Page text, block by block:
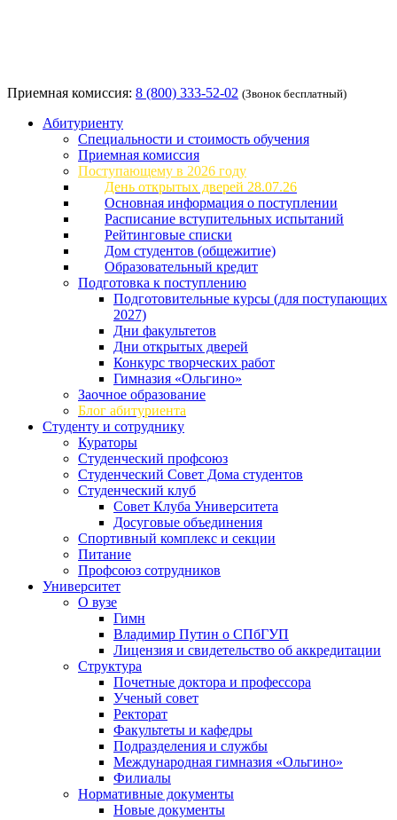
Приемная комиссия: 8 (800) 333-52-02 (Звонок бесплатный)
Абитуриенту
Специальности и стоимость обучения
Приемная комиссия
Поступающему в 2026 году
День открытых дверей 28.07.26
Основная информация о поступлении
Расписание вступительных испытаний
Рейтинговые списки
Дом студентов (общежитие)
Образовательный кредит
Подготовка к поступлению
Подготовительные курсы (для поступающих
2027)
Дни факультетов
Дни открытых дверей
Конкурс творческих работ
Гимназия «Ольгино»
Заочное образование
Блог абитуриента
Студенту и сотруднику
Кураторы
Студенческий профсоюз
Студенческий Совет Дома студентов
Студенческий клуб
Совет Клуба Университета
Досуговые объединения
Спортивный комплекс и секции
Питание
Профсоюз сотрудников
Университет
О вузе
Гимн
Владимир Путин о СПбГУП
Лицензия и свидетельство об аккредитации
Структура
Почетные доктора и профессора
Ученый совет
Ректорат
Факультеты и кафедры
Подразделения и службы
Международная гимназия «Ольгино»
Филиалы
Нормативные документы
Новые документы